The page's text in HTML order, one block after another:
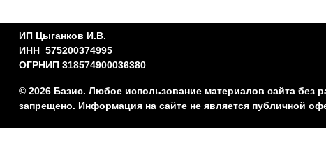
ИП Цыганков И.В.
ИНН 575200374995
ОГРНИП 318574900036380
© 2026 Базис. Любое использование материалов сайта без
запрещено. Информация на сайте не является публичной